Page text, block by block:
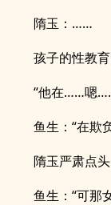
隋玉：……
孩子的性教
“他在……嗯
鱼生：“在欺
隋玉严肃点头
鱼生：“可那